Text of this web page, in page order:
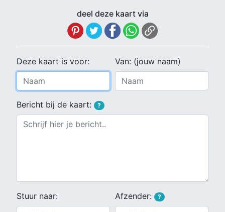
deel deze kaart via
Deze kaart is voor: Van: (jouw naam)
Bericht bij de kaart: ?
Stuur naar: Afzender: ?